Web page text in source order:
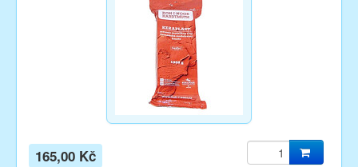
165,00 Kč